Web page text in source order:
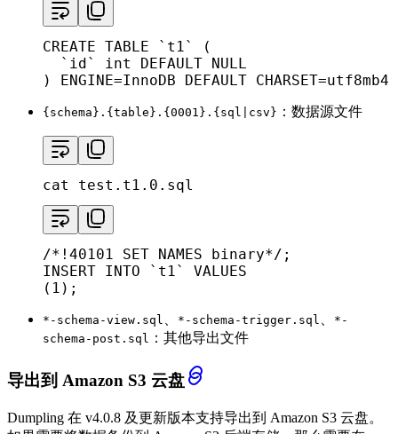
CREATE TABLE `t1` (
  `
id ` int DEFAULT NULL
) ENGINE=InnoDB DEFAULT
{schema}.{table}.{0001}.{sql|csv} ：数据源文件
cat test.t1.0.sql
/*!40101 SET NAMES binary*/;
INSERT INTO `t1` VALUES
(1);
*-schema-view.sql *-schema-trigger.sql
*-
schema-post.sql ：其他导出文件
导出到 Amazon S3 云盘
Dumpling 在 v4.0.8 及更新版本支持导出到 Amazon S3 云盘。